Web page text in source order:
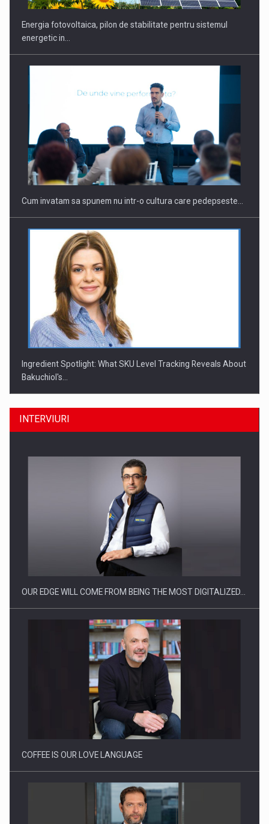
Webinar - Business Evolution-RETHINK STRATEGY-Finantare
Investitii Digitalizare
Energia fotovoltaica, pilon de stabilitate pentru sistemul
energetic in…
Cum invatam sa spunem nu intr-o cultura care pedepseste…
Ingredient Spotlight: What SKU Level Tracking Reveals About
Bakuchiol's…
Producatorii si comerciantii care nu se supun noilor
Proteinmaxxing and the Future of Protein Demand
INTERVIURI
OUR EDGE WILL COME FROM BEING THE MOST DIGITALIZED…
COFFEE IS OUR LOVE LANGUAGE